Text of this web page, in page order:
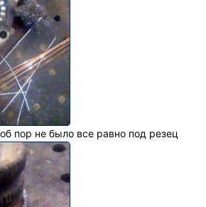
пор не было все равно под резец